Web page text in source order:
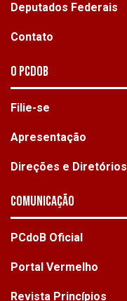
Deputados Federais
Contato
O PCdoB
Filie-se
Apresentação
Direções e Diretórios
Comunicação
PCdoB Oficial
Portal Vermelho
Revista Princípios